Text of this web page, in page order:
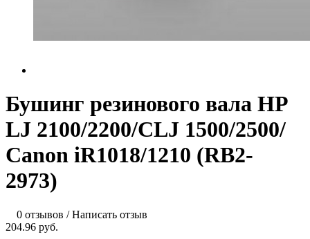
Бушинг резинового вала HP
LJ 2100/2200/CLJ 1500/2500/
Canon iR1018/1210 (RB2-
2973)
0 отзывов /Написать отзыв
204.96 руб.